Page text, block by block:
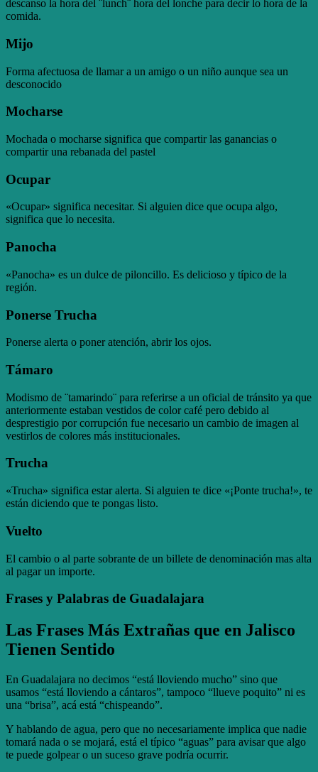
descanso la hora del ¨lunch¨ hora del lonche para decir lo hora de la
comida.
Mijo
Forma afectuosa de llamar a un amigo o un niño aunque sea un
desconocido
Mocharse
Mochada o mocharse significa que compartir las ganancias o
compartir una rebanada del pastel
Ocupar
«Ocupar» significa necesitar. Si alguien dice que ocupa algo,
significa que lo necesita.
Panocha
«Panocha» es un dulce de piloncillo. Es delicioso y típico de la
región.
Ponerse Trucha
Ponerse alerta o poner atención, abrir los ojos.
Támaro
Modismo de ¨tamarindo¨ para referirse a un oficial de tránsito ya que
anteriormente estaban vestidos de color café pero debido al
desprestigio por corrupción fue necesario un cambio de imagen al
vestirlos de colores más institucionales.
Trucha
«Trucha» significa estar alerta. Si alguien te dice «¡Ponte trucha!», te
están diciendo que te pongas listo.
Vuelto
El cambio o al parte sobrante de un billete de denominación mas alta
al pagar un importe.
Frases y Palabras de Guadalajara
Las Frases Más Extrañas que en Jalisco
Tienen Sentido
En Guadalajara no decimos “está lloviendo mucho” sino que
usamos “está lloviendo a cántaros”, tampoco “llueve poquito” ni es
una “brisa”, acá está “chispeando”.
Y hablando de agua, pero que no necesariamente implica que nadie
tomará nada o se mojará, está el típico “aguas” para avisar que algo
te puede golpear o un suceso grave podría ocurrir.